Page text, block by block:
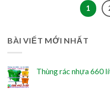
1
BÀI VIẾT MỚI NHẤT
Thùng rác nhựa 660